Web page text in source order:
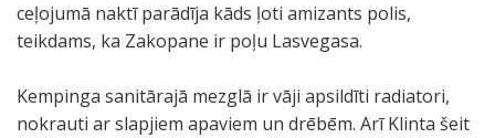
ceļojumā naktī parādīja kāds ļoti amizants polis,
teikdams, ka Zakopane ir poļu Lasvegasa.
Kempinga sanitārajā mezglā ir vāji apsildīti radiatori,
nokrauti ar slapjiem apaviem un drēbēm. Arī Klinta šeit